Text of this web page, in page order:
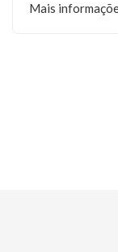
Mais